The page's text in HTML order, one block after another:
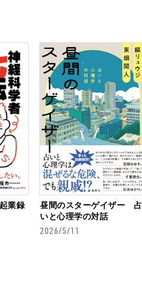
働と社会構造
問題が山盛り！
存症と似ている？
業録
昼間のスターゲイザー 占
いと心理学の対話
2026/5/11